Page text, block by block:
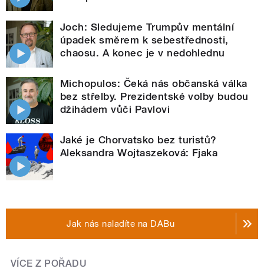
Joch: Sledujeme Trumpův mentální
úpadek směrem k sebestřednosti,
chaosu. A konec je v nedohlednu
Michopulos: Čeká nás občanská válka
bez střelby. Prezidentské volby budou
džihádem vůči Pavlovi
Jaké je Chorvatsko bez turistů?
Aleksandra Wojtaszeková: Fjaka
Jak nás naladíte na DABu
VÍCE Z POŘADU